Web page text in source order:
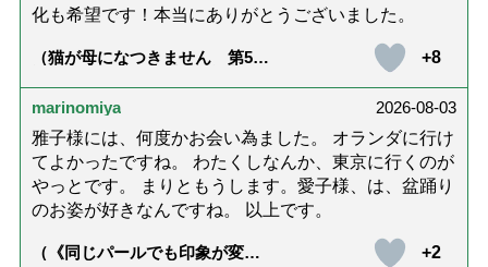
化も希望です！本当にありがとうございました。
（猫が母になつきません 第500
+8
marinomiya
2026-08-03
雅子様には、何度かお会い為ました。 オランダに行け
てよかったですね。 わたくしなんか、東京に行くのが
やっとです。 まりともうします。愛子様、は、盆踊り
のお姿が好きなんですね。 以上です。
（《同じパールでも印象が変
+2